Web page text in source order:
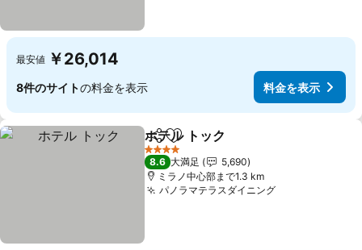
最安値 ￥26,014
8件のサイトの料金を表示 料金を表示
シェアお気に入りに追加
ホテル トック
4 ホテルのランク
8.6 大満足
5,690
ミラノ中心部まで1.3 km
パノラマテラスダイニング